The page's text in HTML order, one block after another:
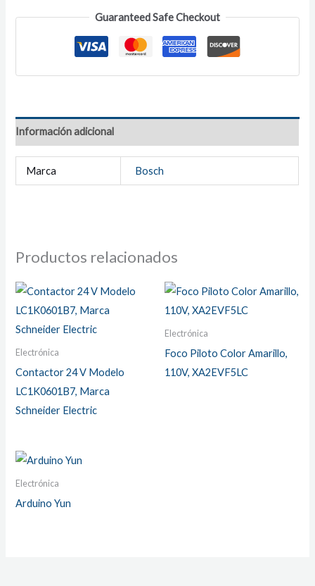
Guaranteed Safe Checkout
Información adicional
Marca Bosch
Productos relacionados
Electrónica
Contactor 24 V Modelo
LC1K0601B7, Marca
Schneider Electric
Electrónica
Foco Piloto Color Amarillo,
110V, XA2EVF5LC
Electrónica
Arduino Yun